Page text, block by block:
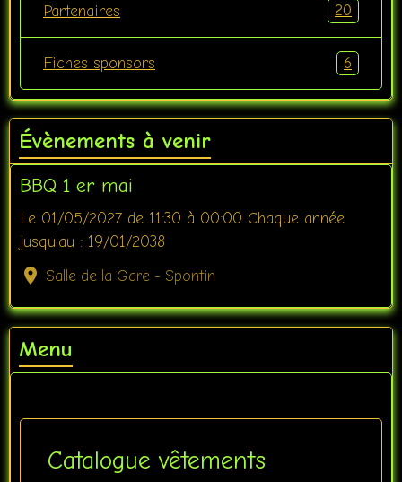
Partenaires 20
Fiches sponsors 6
Évènements à venir
BBQ 1 er mai
Le 01/05/2027 de 11:30 à 00:00 Chaque année
jusqu'au : 19/01/2038
Salle de la Gare - Spontin
Menu
Catalogue vêtements